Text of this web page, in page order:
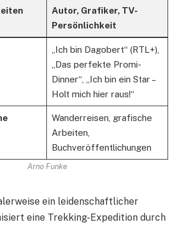
Autor, Grafiker, TV-
Persönlichkeit
„Ich bin Dagobert“ (RTL+),
„Das perfekte Promi-
Dinner“, „Ich bin ein Star –
Holt mich hier raus!“
Wanderreisen, grafische
Arbeiten,
Buchveröffentlichungen
Arno Funke
ein leidenschaftlicher
eine Trekking-Expedition durch